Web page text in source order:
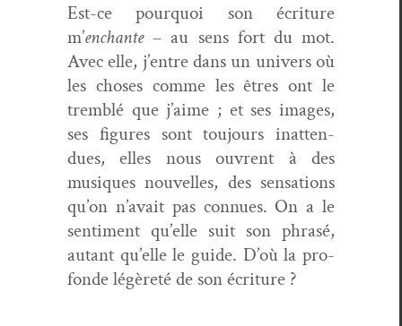
Est-ce pourquoi son écri­t­ure
m’enchante– au sens fort du mot.
Avec elle, j’entre dans un univers où
les choses comme les êtres ont le
trem­blé que j’aime ; et ses images,
ses fig­ures sont tou­jours inat­ten­
dues, elles nous ouvrent à des
musiques nou­velles, des sen­sa­tions
qu’on n’avait pas con­nues. On a le
sen­ti­ment qu’elle suit son phrasé,
autant qu’elle le guide. D’où la pro­
fonde légèreté de son écriture ?